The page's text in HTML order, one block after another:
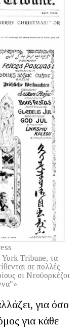
York Tribune, τα
σε πολλές
οι Νεοϋορκέζοι
για όσο
για κάθε